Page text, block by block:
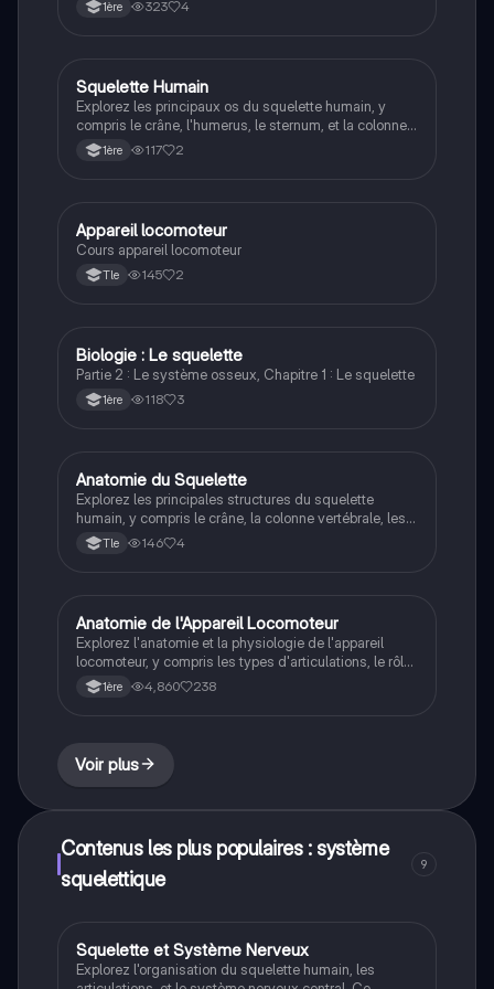
articulations, les types d'articulations, et la
1ère 323 4
Bio éco
Squelette Humain
Explorez les principaux os du squelette humain, y
compris le crâne, l'humerus, le sternum, et la colonne
vertébrale. Ce résumé couvre les éléments essentiels
de l'anatomie squelettique, parfait pour les étudiants
1ère 117 2
ST2S
Appareil locomoteur
Cours appareil locomoteur
Tle 145 2
ST2S
Biologie : Le squelette
Partie 2 : Le système osseux, Chapitre 1 : Le squelette
1ère 118 3
ST2S
Anatomie du Squelette
Explorez les principales structures du squelette
humain, y compris le crâne, la colonne vertébrale, les
membres supérieurs et inférieurs. Cette fiche détaillée
couvre les vertèbres, les os du bras et de la jambe,
Tle 146 4
SVT
Anatomie de l'Appareil Locomoteur
Explorez l'anatomie et la physiologie de l'appareil
locomoteur, y compris les types d'articulations, le rôle
du cartilage et du liquide synovial, ainsi que les
pathologies comme l'arthrose. Ce document présente
Type : résumé.
1ère 4,860 238
Voir plus
Contenus les plus populaires : système
squelettique
9
ST2S
Squelette et Système Nerveux
Explorez l'organisation du squelette humain, les